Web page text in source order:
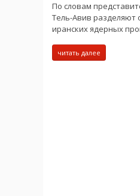
По словам
Тель-Авив
иранских ядерных
читать далее